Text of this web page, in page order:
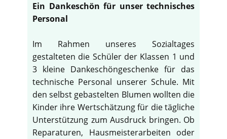
Ein Dankeschön für unser technisches
Personal
Im Rahmen unseres Sozialtages
gestalteten die Schüler der Klassen 1 und
3 kleine Dankeschöngeschenke für das
technische Personal unserer Schule. Mit
den selbst gebastelten Blumen wollten die
Kinder ihre Wertschätzung für die tägliche
Unterstützung zum Ausdruck bringen. Ob
Reparaturen, Hausmeisterarbeiten oder